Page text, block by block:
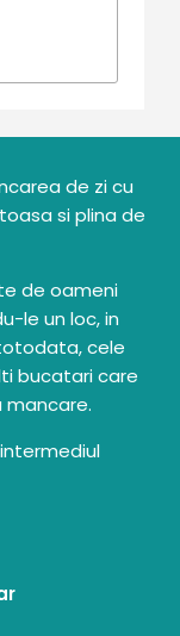
de zi cu
si plina de
de oameni
le un loc, in
cele
bucatari care